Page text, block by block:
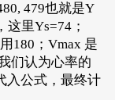
479也就是Y
里Ys=74；
180；Vmax 是
们认为心率的
入公式，最终计